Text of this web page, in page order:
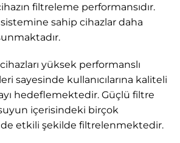
filtreleme performansıdır.
sahip cihazlar daha
yüksek performanslı
sayesinde kullanıcılarına kaliteli
hedeflemektedir. Güçlü filtre
suyun içerisindeki birçok
etkili şekilde filtrelenmektedir.